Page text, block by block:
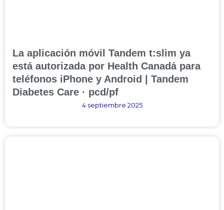
La aplicación móvil Tandem t:slim ya
está autorizada por Health Canadá para
teléfonos iPhone y Android | Tandem
Diabetes Care · pcd/pf
4 septiembre 2025